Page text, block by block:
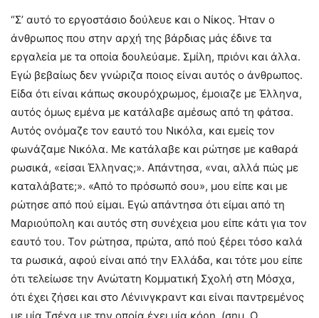
“Σ’ αυτό το εργοστάσιο δούλευε και ο Νίκος. Ήταν ο
άνθρωπος που στην αρχή της βάρδιας μάς έδινε τα
εργαλεία με τα οποία δουλεύαμε. Σμίλη, πριόνι και άλλα.
Εγώ βεβαίως δεν γνώριζα ποιος είναι αυτός ο άνθρωπος.
Είδα ότι είναι κάπως σκουρόχρωμος, έμοιαζε με Έλληνα,
αυτός όμως εμένα με κατάλαβε αμέσως από τη φάτσα.
Αυτός ονόμαζε τον εαυτό του Νικόλα, και εμείς τον
φωνάζαμε Νικόλα. Με κατάλαβε και ρώτησε με καθαρά
ρωσικά, «είσαι Έλληνας;». Απάντησα, «ναι, αλλά πώς με
καταλάβατε;». «Από το πρόσωπό σου», μου είπε και με
ρώτησε από πού είμαι. Εγώ απάντησα ότι είμαι από τη
Μαριούπολη και αυτός στη συνέχεια μου είπε κάτι για τον
εαυτό του. Τον ρώτησα, πρώτα, από πού ξέρει τόσο καλά
τα ρωσικά, αφού είναι από την Ελλάδα, και τότε μου είπε
ότι τελείωσε την Ανώτατη Κομματική Σχολή στη Μόσχα,
ότι έχει ζήσει και στο Λένινγκραντ και είναι παντρεμένος